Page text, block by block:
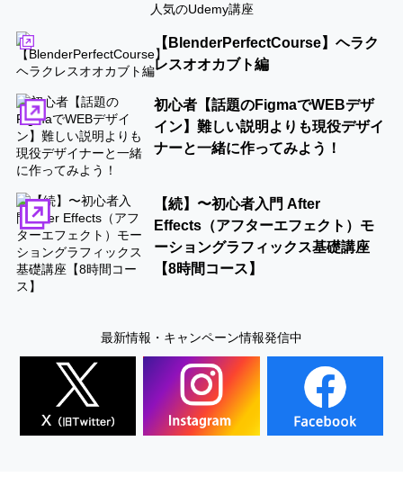
人気のUdemy講座
【BlenderPerfectCourse】ヘラク
レスオオカブト編
初心者【話題のFigmaでWEBデザ
イン】難しい説明よりも現役デザイ
ナーと一緒に作ってみよう！
【続】〜初心者入門 After
Effects（アフターエフェクト）モ
ーショングラフィックス基礎講座
【8時間コース】
最新情報・キャンペーン情報発信中